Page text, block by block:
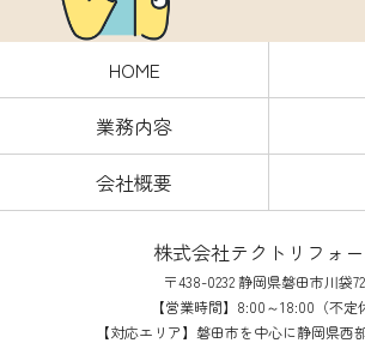
HOME
業務内容
会社概要
株式会社テクトリフォ
〒438-0232 静岡県磐田市川袋
【営業時間】8:00～18:00（不定
【対応エリア】磐田市を中心に静岡県西